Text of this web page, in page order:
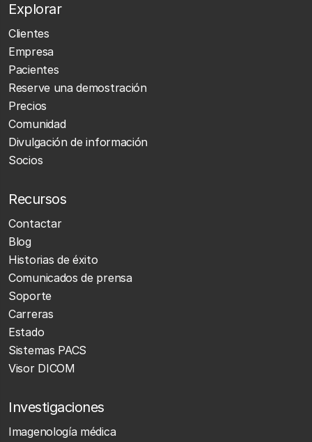
Explorar
Clientes
Empresa
Pacientes
Reserve una demostración
Precios
Comunidad
Divulgación de información
Socios
Recursos
Contactar
Blog
Historias de éxito
Comunicados de prensa
Soporte
Carreras
Estado
Sistemas PACS
Visor DICOM
Investigaciones
Imagenología médica